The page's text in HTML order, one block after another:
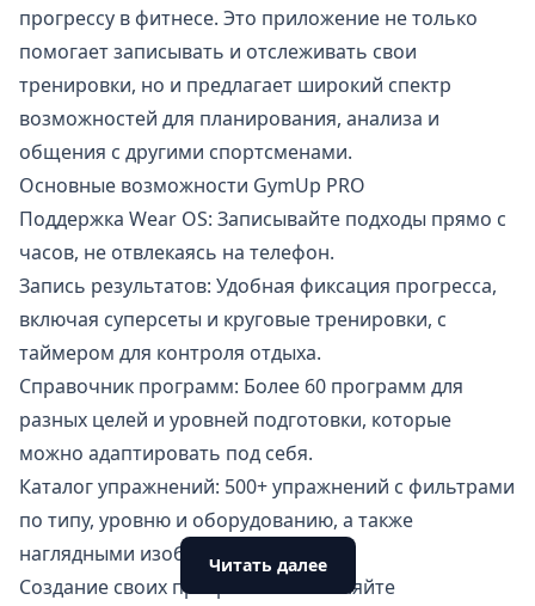
прогрессу в фитнесе. Это приложение не только
помогает записывать и отслеживать свои
тренировки, но и предлагает широкий спектр
возможностей для планирования, анализа и
общения с другими спортсменами.
Основные возможности GymUp PRO
Поддержка Wear OS: Записывайте подходы прямо с
часов, не отвлекаясь на телефон.
Запись результатов: Удобная фиксация прогресса,
включая суперсеты и круговые тренировки, с
таймером для контроля отдыха.
Справочник программ: Более 60 программ для
разных целей и уровней подготовки, которые
можно адаптировать под себя.
Каталог упражнений: 500+ упражнений с фильтрами
по типу, уровню и оборудованию, а также
наглядными изображениями.
Создание своих программ: Составляйте
Читать далее